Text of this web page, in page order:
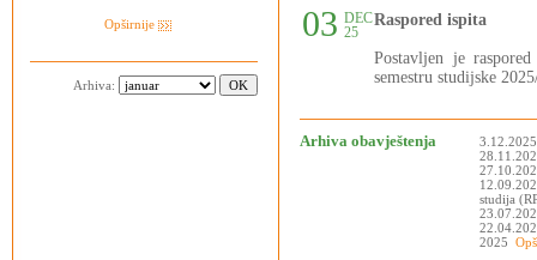
Opširnije
Arhiva:
03 DEC
25
Raspored ispita
Postavljen je
semestru studijske
Arhiva obavještenja
studija
2025